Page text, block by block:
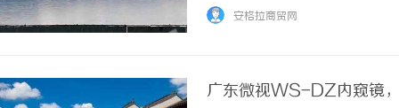
品牌，现于武汉与上海设有4家门店。
安格拉商贸网
广东微视WS-DZ内窥镜